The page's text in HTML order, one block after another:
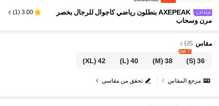
AXEPEAK بنطلون رياضي كاجوال للرجال بخصر
مرن وسحاب
3.00
(
1
)
مقاس US
36
(S)
7 left
38
(M)
40
(L)
42
(XL)
تحقق من مقاسي مرجع المقاس